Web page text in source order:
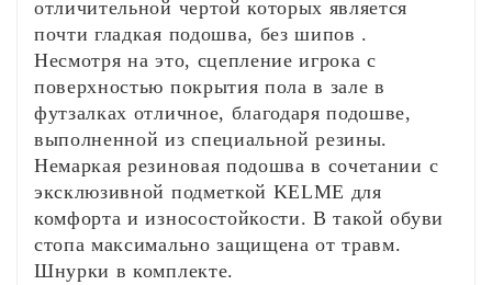
отличительной чертой которых является
почти гладкая подошва, без шипов .
Несмотря на это, сцепление игрока с
поверхностью покрытия пола в зале в
футзалках отличное, благодаря подошве,
выполненной из специальной резины.
Немаркая резиновая подошва в сочетании с
эксклюзивной подметкой KELME для
комфорта и износостойкости. В такой обуви
стопа максимально защищена от травм.
Шнурки в комплекте.